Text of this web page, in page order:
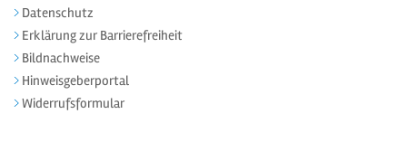
Datenschutz
Erklärung zur Barrierefreiheit
Bildnachweise
Hinweisgeberportal
Widerrufsformular